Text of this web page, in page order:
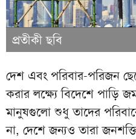
প্রতীকী ছবি
দেশ এবং পরিবার-পরিজন
করার লক্ষ্যে বিদেশে পাড়ি
মানুষগুলো শুধু তাদের
না, দেশে জন্যও তারা